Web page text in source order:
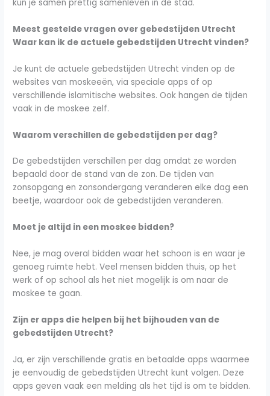
kun je samen prettig samenleven in de stad.
Meest gestelde vragen over gebedstijden Utrecht
Waar kan ik de actuele gebedstijden Utrecht vinden?
Je kunt de actuele gebedstijden Utrecht vinden op de
websites van moskeeën, via speciale apps of op
verschillende islamitische websites. Ook hangen de tijden
vaak in de moskee zelf.
Waarom verschillen de gebedstijden per dag?
De gebedstijden verschillen per dag omdat ze worden
bepaald door de stand van de zon. De tijden van
zonsopgang en zonsondergang veranderen elke dag een
beetje, waardoor ook de gebedstijden veranderen.
Moet je altijd in een moskee bidden?
Nee, je mag overal bidden waar het schoon is en waar je
genoeg ruimte hebt. Veel mensen bidden thuis, op het
werk of op school als het niet mogelijk is om naar de
moskee te gaan.
Zijn er apps die helpen bij het bijhouden van de
gebedstijden Utrecht?
Ja, er zijn verschillende gratis en betaalde apps waarmee
je eenvoudig de gebedstijden Utrecht kunt volgen. Deze
apps geven vaak een melding als het tijd is om te bidden.